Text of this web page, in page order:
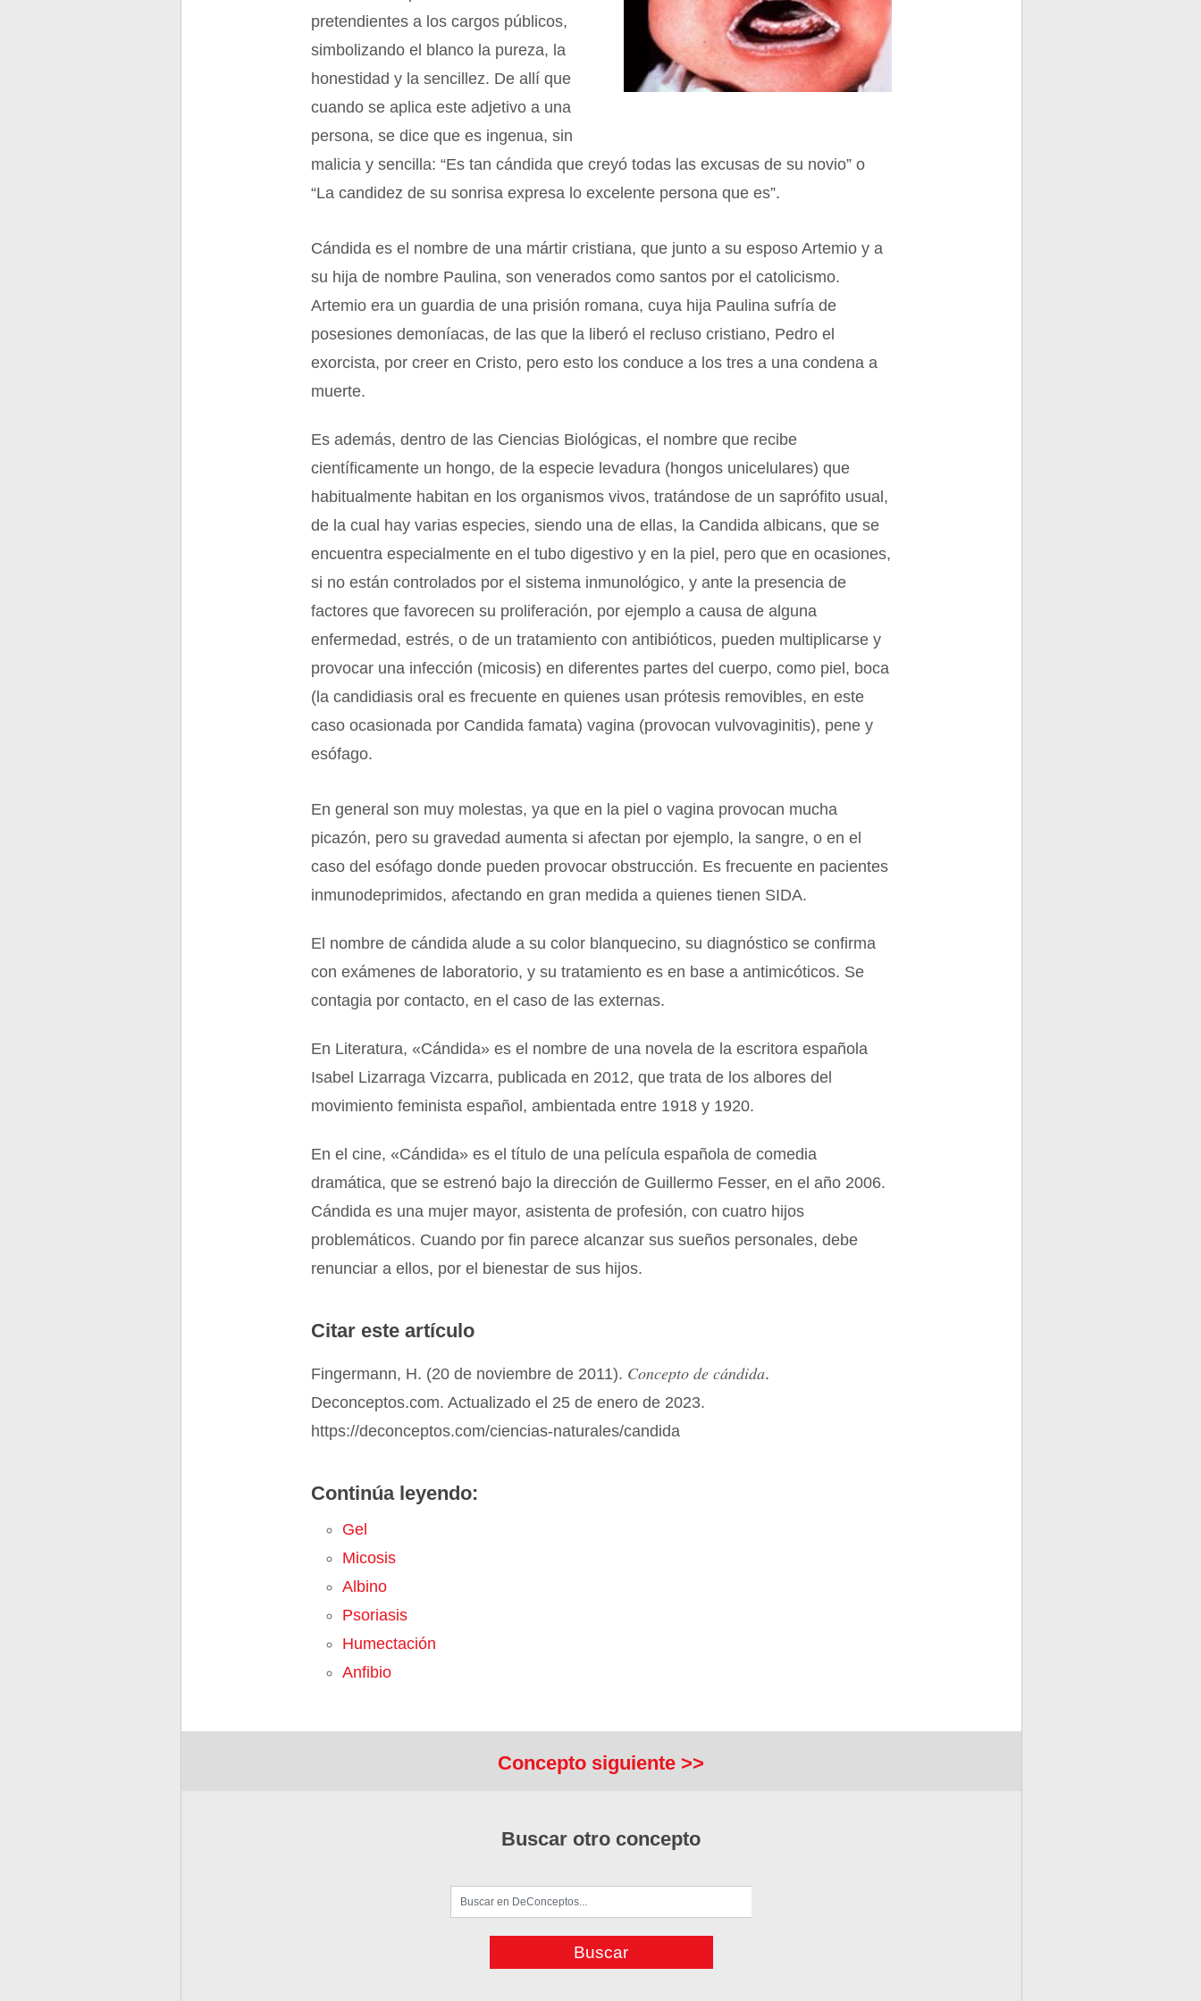
pretendientes a los cargos públicos,
simbolizando el blanco la pureza, la
honestidad y la sencillez. De allí que
cuando se aplica este adjetivo a una
persona, se dice que es ingenua, sin
malicia y sencilla: “Es tan cándida que creyó todas las excusas de su novio” o
“La candidez de su sonrisa expresa lo excelente persona que es”.
Cándida es el nombre de una mártir cristiana, que junto a su esposo Artemio y a
su hija de nombre Paulina, son venerados como santos por el catolicismo.
Artemio era un guardia de una prisión romana, cuya hija Paulina sufría de
posesiones demoníacas, de las que la liberó el recluso cristiano, Pedro el
exorcista, por creer en Cristo, pero esto los conduce a los tres a una condena a
muerte.
Es además, dentro de las Ciencias Biológicas, el nombre que recibe
científicamente un hongo, de la especie levadura (hongos unicelulares) que
habitualmente habitan en los organismos vivos, tratándose de un saprófito usual,
de la cual hay varias especies, siendo una de ellas, la Candida albicans, que se
encuentra especialmente en el tubo digestivo y en la piel, pero que en ocasiones,
si no están controlados por el sistema inmunológico, y ante la presencia de
factores que favorecen su proliferación, por ejemplo a causa de alguna
enfermedad, estrés, o de un tratamiento con antibióticos, pueden multiplicarse y
provocar una infección (micosis) en diferentes partes del cuerpo, como piel, boca
(la candidiasis oral es frecuente en quienes usan prótesis removibles, en este
caso ocasionada por Candida famata) vagina (provocan vulvovaginitis), pene y
esófago.
En general son muy molestas, ya que en la piel o vagina provocan mucha
picazón, pero su gravedad aumenta si afectan por ejemplo, la sangre, o en el
caso del esófago donde pueden provocar obstrucción. Es frecuente en pacientes
inmunodeprimidos, afectando en gran medida a quienes tienen SIDA.
El nombre de cándida alude a su color blanquecino, su diagnóstico se confirma
con exámenes de laboratorio, y su tratamiento es en base a antimicóticos. Se
contagia por contacto, en el caso de las externas.
En Literatura, «Cándida» es el nombre de una novela de la escritora española
Isabel Lizarraga Vizcarra, publicada en 2012, que trata de los albores del
movimiento feminista español, ambientada entre 1918 y 1920.
En el cine, «Cándida» es el título de una película española de comedia
dramática, que se estrenó bajo la dirección de Guillermo Fesser, en el año 2006.
Cándida es una mujer mayor, asistenta de profesión, con cuatro hijos
problemáticos. Cuando por fin parece alcanzar sus sueños personales, debe
renunciar a ellos, por el bienestar de sus hijos.
Citar este artículo
Fingermann, H. (20 de noviembre de 2011). Concepto de cándida.
Deconceptos.com. Actualizado el 25 de enero de 2023.
https://deconceptos.com/ciencias-naturales/candida
Continúa leyendo:
Gel
Micosis
Albino
Psoriasis
Humectación
Anfibio
Concepto siguiente >>
Buscar otro concepto